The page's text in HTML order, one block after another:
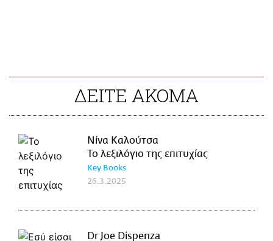
ΔΕΙΤΕ ΑΚΟΜΑ
Νίνα Καλούτσα
Το λεξιλόγιο της επιτυχίας
Key Books
26.3.2025
Dr Joe Dispenza